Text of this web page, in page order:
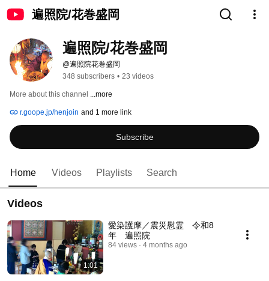
遍照院/花巻盛岡
遍照院/花巻盛岡
@遍照院花巻盛岡
348 subscribers • 23 videos
More about this channel ...more
r.goope.jp/henjoin and 1 more link
Subscribe
Home Videos Playlists Search
Videos
1:01
愛染護摩／震災慰霊 令和8
年 遍照院
84 views 4 months ago